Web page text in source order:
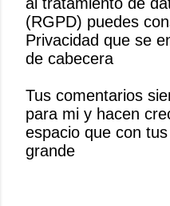
l
i
c
a
u
n
c
o
(RGPD) puedes
Privacidad que se
de cabecera
Tus comentarios
para mi y hacen
espacio que con
grande